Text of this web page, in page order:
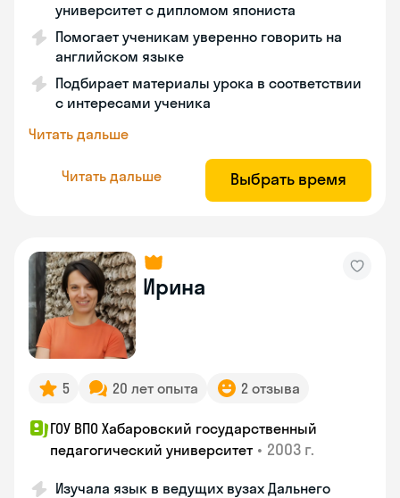
университет с дипломом япониста
Помогает ученикам уверенно говорить на
английском языке
Подбирает материалы урока в соответствии
с интересами ученика
Читать дальше
Читать дальше Выбрать время
Ирина
5 20 лет опыта 2 отзыва
ГОУ ВПО Хабаровский государственный
педагогический университет • 2003 г.
Изучала язык в ведущих вузах Дальнего